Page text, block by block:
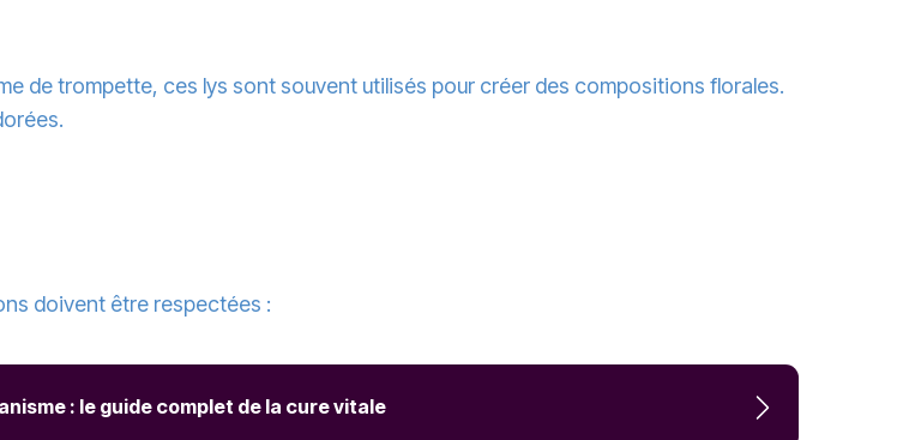
de trompette, ces lys sont souvent utilisés pour créer des compositions florales.
doivent être respectées :
: le guide complet de la cure vitale